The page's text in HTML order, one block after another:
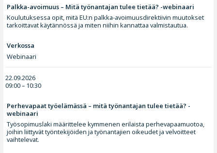
Palkka-avoimuus – Mitä työnantajan tulee tietää? -webinaari
Koulutuksessa opit, mitä EU:n palkka-avoimuusdirektiivin muutokset
tarkoittavat käytännössä ja miten niihin kannattaa valmistautua.
Verkossa
Webinaari
22.09.2026
09:00 – 10:30
Perhevapaat työelämässä – mitä työnantajan tulee tietää? -
webinaari
Työsopimuslaki määrittelee kymmenen erilaista perhevapaamuotoa,
joihin liittyvät työntekijöiden ja työnantajien oikeudet ja velvoitteet
vaihtelevat.